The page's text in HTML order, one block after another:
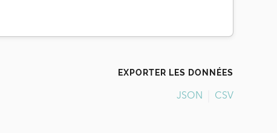
EXPORTER LES DONNÉES
JSON CSV